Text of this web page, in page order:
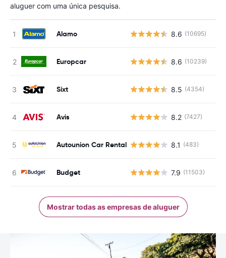
aluguer com uma única pesquisa.
Alamo 8.6 (10695)
Europcar 8.6 (10239)
Sixt 8.5 (4354)
Avis 8.2 (7427)
Autounion Car Rental 8.1 (483)
Budget 7.9 (11503)
Mostrar todas as empresas de aluguer